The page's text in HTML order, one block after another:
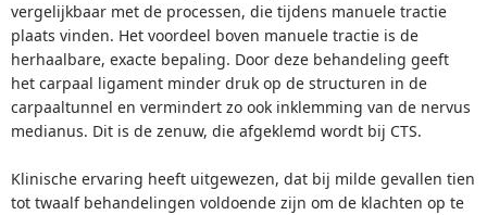
vergelijkbaar met de processen, die tijdens manuele tractie
plaats vinden. Het voordeel boven manuele tractie is de
herhaalbare, exacte bepaling. Door deze behandeling geeft
het carpaal ligament minder druk op de structuren in de
carpaaltunnel en vermindert zo ook inklemming van de nervus
medianus. Dit is de zenuw, die afgeklemd wordt bij CTS.
Klinische ervaring heeft uitgewezen, dat bij milde gevallen tien
tot twaalf behandelingen voldoende zijn om de klachten op te